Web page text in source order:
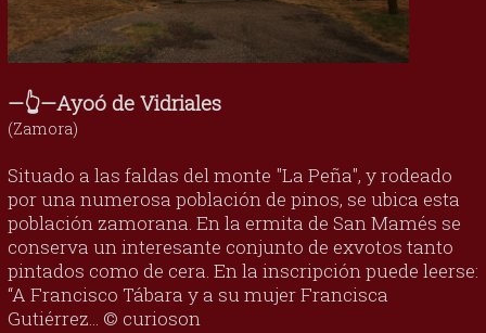
—👆—Ayoó de Vidriales
(Zamora)
Situado a las faldas del monte "La Peña", y rodeado
por una numerosa población de pinos, se ubica esta
población zamorana. En la ermita de San Mamés se
conserva un interesante conjunto de exvotos tanto
pintados como de cera. En la inscripción puede leerse:
“A Francisco Tábara y a su mujer Francisca
Gutiérrez... © curioson